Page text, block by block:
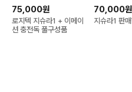
75,000원
로지텍 지슈라1 + 이메이
션 충전독 풀구성품
70,000원
지슈라1 판